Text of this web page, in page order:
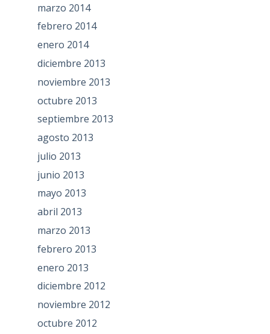
marzo 2014
febrero 2014
enero 2014
diciembre 2013
noviembre 2013
octubre 2013
septiembre 2013
agosto 2013
julio 2013
junio 2013
mayo 2013
abril 2013
marzo 2013
febrero 2013
enero 2013
diciembre 2012
noviembre 2012
octubre 2012